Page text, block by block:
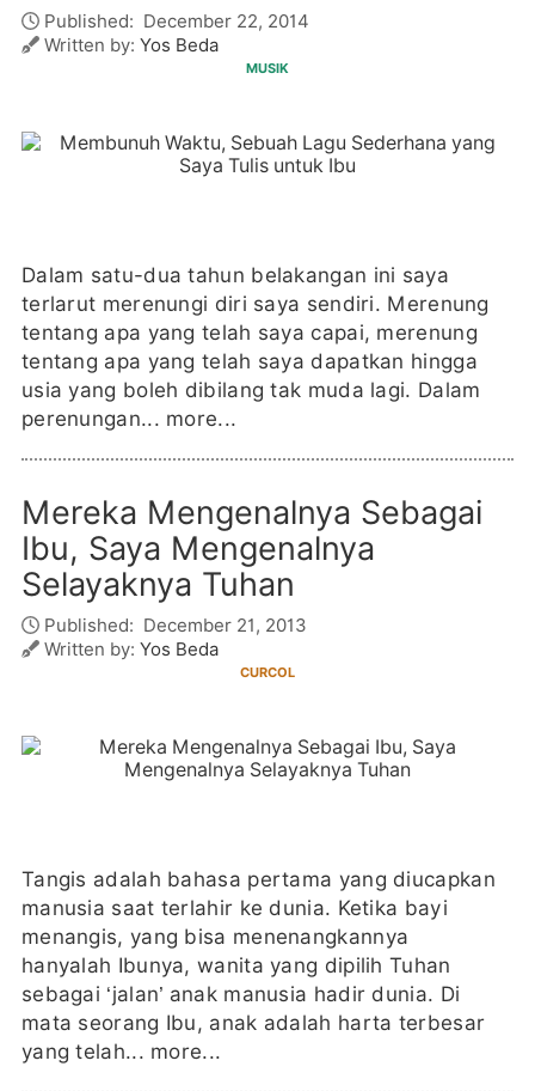
Published: December 22, 2014
Written by: Yos Beda
MUSIK
Dalam satu-dua tahun belakangan ini saya
terlarut merenungi diri saya sendiri. Merenung
tentang apa yang telah saya capai, merenung
tentang apa yang telah saya dapatkan hingga
usia yang boleh dibilang tak muda lagi. Dalam
perenungan... more...
Mereka Mengenalnya Sebagai
Ibu, Saya Mengenalnya
Selayaknya Tuhan
Published: December 21, 2013
Written by: Yos Beda
CURCOL
Tangis adalah bahasa pertama yang diucapkan
manusia saat terlahir ke dunia. Ketika bayi
menangis, yang bisa menenangkannya
hanyalah Ibunya, wanita yang dipilih Tuhan
sebagai ‘jalan’ anak manusia hadir dunia. Di
mata seorang Ibu, anak adalah harta terbesar
yang telah... more...